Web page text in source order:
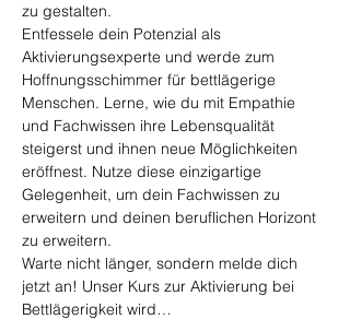
zu gestalten.
Entfessele dein Potenzial als
Aktivierungsexperte und werde zum
Hoffnungsschimmer für bettlägerige
Menschen. Lerne, wie du mit Empathie
und Fachwissen ihre Lebensqualität
steigerst und ihnen neue Möglichkeiten
eröffnest. Nutze diese einzigartige
Gelegenheit, um dein Fachwissen zu
erweitern und deinen beruflichen Horizont
zu erweitern.
Warte nicht länger, sondern melde dich
jetzt an! Unser Kurs zur Aktivierung bei
Bettlägerigkeit wird…